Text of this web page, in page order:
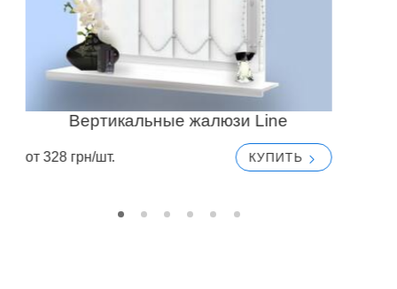
Вертикальные жалюзи Line
от 328 грн/шт. КУПИТЬ